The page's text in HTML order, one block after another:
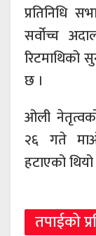
प्रतिनिधि
सर्वोच्च
रिटमाथिको
छ ।
ओली
२६ गते
हटाएको थियो
तपाईको